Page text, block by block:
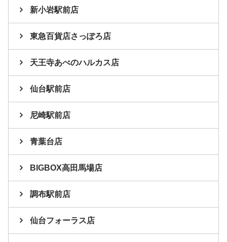
新小岩駅前店
東急百貨店さっぽろ店
天王寺あべのハルカス店
仙台駅前店
尼崎駅前店
青葉台店
BIGBOX高田馬場店
調布駅前店
仙台フォーラス店